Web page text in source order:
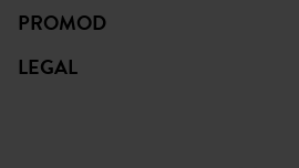
PROMOD
LEGAL